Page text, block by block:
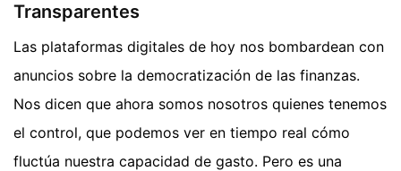
Transparentes
Las plataformas digitales de hoy nos bombardean con
anuncios sobre la democratización de las finanzas.
Nos dicen que ahora somos nosotros quienes tenemos
el control, que podemos ver en tiempo real cómo
fluctúa nuestra capacidad de gasto. Pero es una